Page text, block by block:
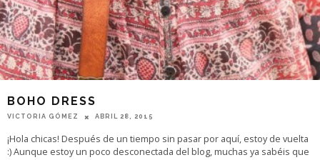
BOHO DRESS
VICTORIA GÓMEZ ABRIL 28, 2015
¡Hola chicas! Después de un tiempo sin pasar por aquí, estoy de vuelta
:) Aunque estoy un poco desconectada del blog, muchas ya sabéis que